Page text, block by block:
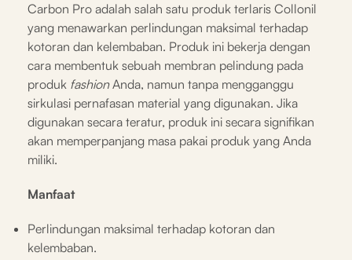
Carbon Pro adalah salah satu produk terlaris Collonil
yang menawarkan perlindungan maksimal terhadap
kotoran dan kelembaban. Produk ini bekerja dengan
cara membentuk sebuah membran pelindung pada
produk fashionAnda, namun tanpa mengganggu
sirkulasi pernafasan material yang digunakan. Jika
digunakan secara teratur, produk ini secara signifikan
akan memperpanjang masa pakai produk yang Anda
miliki.
Manfaat
Perlindungan maksimal terhadap kotoran dan
kelembaban.